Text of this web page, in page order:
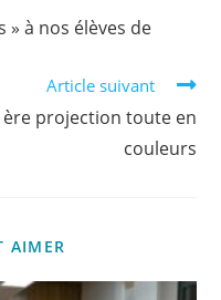
» à nos élèves de
Article suivant
projection toute en
couleurs
AIMER